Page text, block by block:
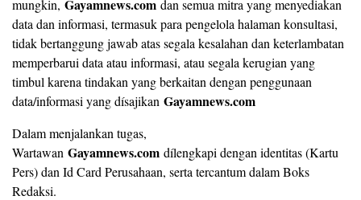
mungkin, Gayamnews.com dan semua mitra yang menyediakan
data dan informasi, termasuk para pengelola halaman konsultasi,
tidak bertanggung jawab atas segala kesalahan dan keterlambatan
memperbarui data atau informasi, atau segala kerugian yang
timbul karena tindakan yang berkaitan dengan penggunaan
data/informasi yang dísajikan Gayamnews.com
Dalam menjalankan tugas,
Wartawan Gayamnews.com dílengkapi dengan identitas (Kartu
Pers) dan Id Card Perusahaan, serta tercantum dalam Boks
Redaksi.